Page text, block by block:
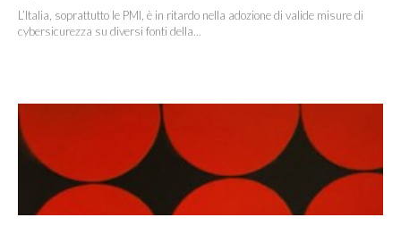
L’Italia, soprattutto le PMI, è in ritardo nella adozione di valide misure di
cybersicurezza su diversi fonti della...